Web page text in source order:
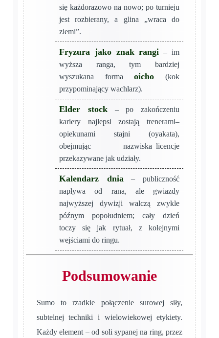
się każdorazowo na nowo; po turnieju
jest rozbierany, a glina „wraca do
ziemi”.
Fryzura jako znak rangi – im
wyższa ranga, tym bardziej
wyszukana formaoicho (kok
przypominający wachlarz).
Elder stock– po zakończeniu
kariery najlepsi zostają trenerami–
opiekunami stajni (oyakata),
obejmując nazwiska–licencje
przekazywane jak udziały.
Kalendarz dnia – publiczność
napływa od rana, ale gwiazdy
najwyższej dywizji walczą zwykle
późnym popołudniem; cały dzień
toczy się jak rytuał, z kolejnymi
wejściami do ringu.
Podsumowanie
Sumo to rzadkie połączenie surowej siły,
subtelnej techniki i wielowiekowej etykiety.
Każdy element – od soli sypanej na ring, przez